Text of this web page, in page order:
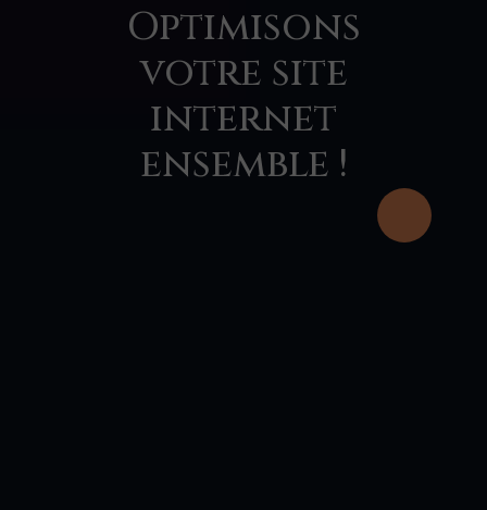
Optimisons
votre site
internet
ensemble !